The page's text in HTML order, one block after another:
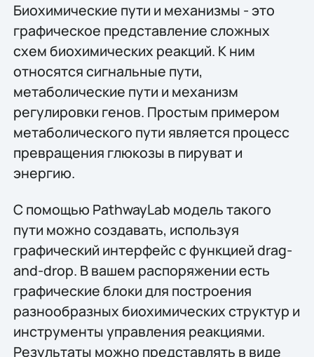
Биохимические пути и механизмы - это
графическое представление сложных
схем биохимических реакций. К ним
относятся сигнальные пути,
метаболические пути и механизм
регулировки генов. Простым примером
метаболического пути является процесс
превращения глюкозы в пируват и
энергию.
С помощью PathwayLab модель такого
пути можно создавать, используя
графический интерфейс с функцией drag-
and-drop. В вашем распоряжении есть
графические блоки для построения
разнообразных биохимических структур и
инструменты управления реакциями.
Результаты можно представлять в виде